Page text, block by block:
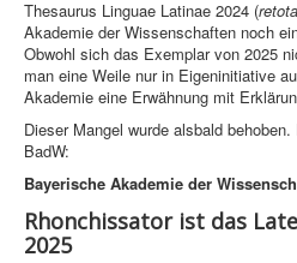
Thesaurus Linguae Latinae 2024 (
Akademie der Wissenschaften noch
Obwohl sich das Exemplar von 2025
man eine Weile nur in Eigeninitiative
Akademie eine Erwähnung mit
Dieser Mangel wurde alsbald
BadW:
Bayerische Akademie der
Rhonchissator ist das
2025